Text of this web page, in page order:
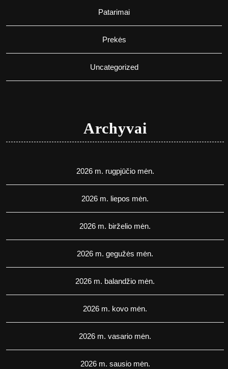
Patarimai
Prekės
Uncategorized
Archyvai
2026 m. rugpjūčio mėn.
2026 m. liepos mėn.
2026 m. birželio mėn.
2026 m. gegužės mėn.
2026 m. balandžio mėn.
2026 m. kovo mėn.
2026 m. vasario mėn.
2026 m. sausio mėn.